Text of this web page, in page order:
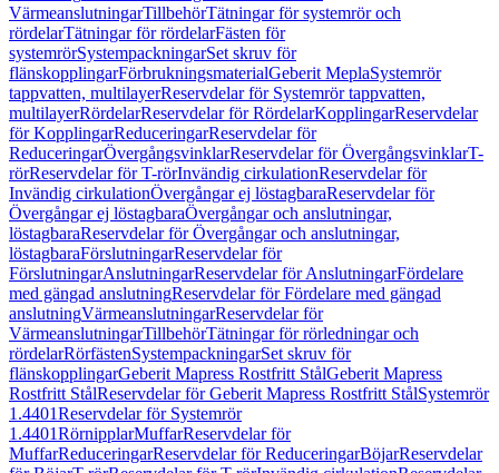
VärmeanslutningarTillbehörTätningar för systemrör och
rördelarTätningar för rördelarFästen för
systemrörSystempackningarSet skruv för
flänskopplingarFörbrukningsmaterialGeberit MeplaSystemrör
tappvatten, multilayerReservdelar för Systemrör tappvatten,
multilayerRördelarReservdelar för RördelarKopplingarReservdelar
för KopplingarReduceringarReservdelar för
ReduceringarÖvergångsvinklarReservdelar för ÖvergångsvinklarT-
rörReservdelar för T-rörInvändig cirkulationReservdelar för
Invändig cirkulationÖvergångar ej löstagbaraReservdelar för
Övergångar ej löstagbaraÖvergångar och anslutningar,
löstagbaraReservdelar för Övergångar och anslutningar,
löstagbaraFörslutningarReservdelar för
FörslutningarAnslutningarReservdelar för AnslutningarFördelare
med gängad anslutningReservdelar för Fördelare med gängad
anslutningVärmeanslutningarReservdelar för
VärmeanslutningarTillbehörTätningar för rörledningar och
rördelarRörfästenSystempackningarSet skruv för
flänskopplingarGeberit Mapress Rostfritt StålGeberit Mapress
Rostfritt StålReservdelar för Geberit Mapress Rostfritt StålSystemrör
1.4401Reservdelar för Systemrör
1.4401RörnipplarMuffarReservdelar för
MuffarReduceringarReservdelar för ReduceringarBöjarReservdelar